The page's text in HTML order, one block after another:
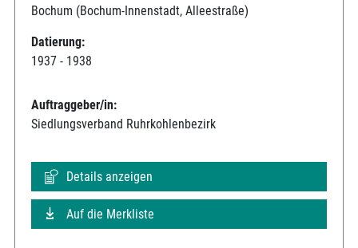
Bochum (Bochum-Innenstadt, Alleestraße)
Datierung:
1937 - 1938
Auftraggeber/in:
Siedlungsverband Ruhrkohlenbezirk
Details anzeigen
Auf die Merkliste